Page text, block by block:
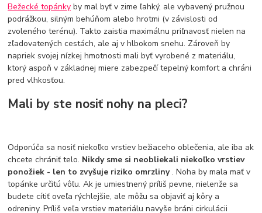
Bežecké topánky by mal byť v zime ľahký, ale vybavený pružnou
podrážkou, silným behúňom alebo hrotmi (v závislosti od
zvoleného terénu). Takto zaistia maximálnu priľnavosť nielen na
zľadovatených cestách, ale aj v hlbokom snehu. Zároveň by
napriek svojej nízkej hmotnosti mali byť vyrobené z materiálu,
ktorý aspoň v základnej miere zabezpečí tepelný komfort a chráni
pred vlhkosťou.
Mali by ste nosiť nohy na pleci?
Odporúča sa nosiť niekoľko vrstiev bežiaceho oblečenia, ale iba ak
chcete chrániť telo. Nikdy sme si neobliekali niekoľko vrstiev
ponožiek - len to zvyšuje riziko omrzliny. Noha by mala mať v
topánke určitú vôľu. Ak je umiestnený príliš pevne, nielenže sa
budete cítiť oveľa rýchlejšie, ale môžu sa objaviť aj kôry a
odreniny. Príliš veľa vrstiev materiálu navyše bráni cirkulácii